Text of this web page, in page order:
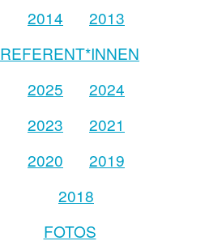
2014
2013
REFERENT*INNEN
2025
2024
2023
2021
2020
2019
2018
FOTOS